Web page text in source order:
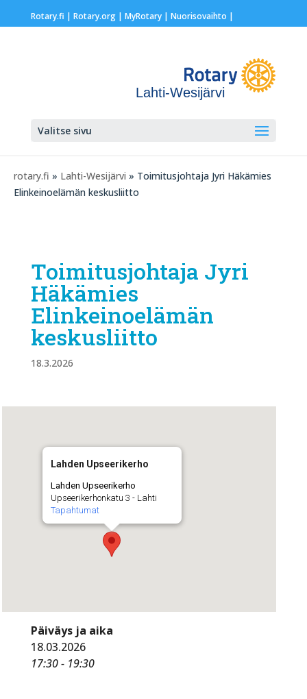
Rotary.fi | Rotary.org| MyRotary | Nuorisovaihto |
Lahti-Wesijärvi
Valitse sivu
rotary.fi » Lahti-Wesijärvi » Toimitusjohtaja Jyri Häkämies
Elinkeinoelämän keskusliitto
Toimitusjohtaja Jyri
Häkämies
Elinkeinoelämän
keskusliitto
18.3.2026
Lahden Upseerikerho
Lahden Upseerikerho
Upseerikerhonkatu 3 - Lahti
Tapahtumat
Päiväys ja aika
18.03.2026
17:30 - 19:30